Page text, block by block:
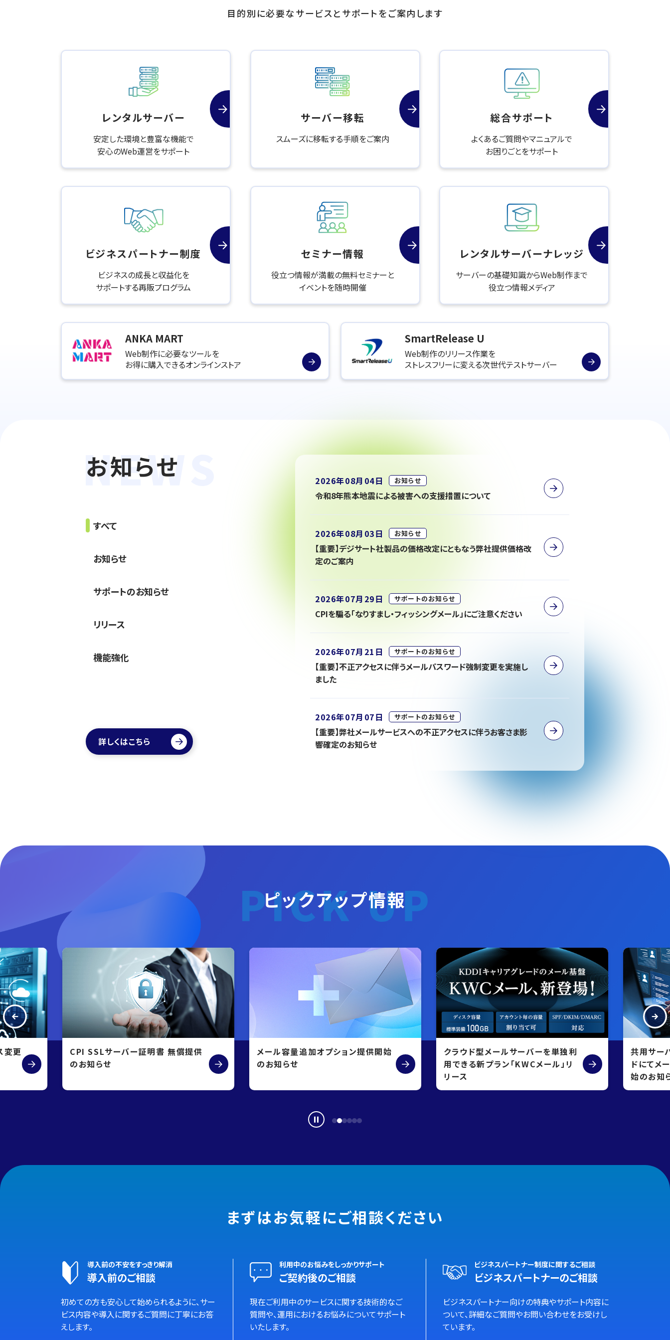
目的別に必要なサービスとサポートをご案内します
レンタルサーバー
安定した環境と豊富な機能で
安心のWeb運営をサポート
サーバー移転
スムーズに移転する手順をご案内
総合サポート
よくあるご質問やマニュアルで
お困りごとをサポート
ビジネスパートナー制度
ビジネスの成長と収益化を
サポートする再販プログラム
セミナー情報
役立つ情報が満載の無料セミナーと
イベントを随時開催
レンタルサーバーナレッジ
サーバーの基礎知識からWeb制作まで
役立つ情報メディア
ANKA MART
Web制作に必要なツールを
お得に購入できるオンラインストア
SmartRelease U
Web制作のリリース作業を
ストレスフリーに変える次世代テストサーバー
お知らせ
すべて
お知らせ
サポートのお知らせ
リリース
機能強化
2026年08月04日 お知らせ
令和8年熊本地震による被害への支援措置について
2026年08月03日 お知らせ
【重要】デジサート社製品の価格改定にともなう弊社提供価格改
定のご案内
2026年07月29日 サポートのお知らせ
CPIを騙る「なりすまし・フィッシングメール」にご注意ください
2026年07月21日 サポートのお知らせ
【重要】不正アクセスに伴うメールパスワード強制変更を実施し
ました
2026年07月07日 サポートのお知らせ
【重要】弊社メールサービスへの不正アクセスに伴うお客さま影
響確定のお知らせ
詳しくはこちら
ピックアップ情報
変更
CPI SSLサーバー証明書 無償提供
のお知らせ
メール容量追加オプション提供開始
のお知らせ
クラウド型メールサーバーを単独利
用できる新プラン「KWCメール」リ
リース
共用サー
ドにてメ
始のお知
まずはお気軽にご相談ください
導入前の不安をすっきり解消
導入前のご相談
初めての方も安心して始められるように、サー
ビス内容や導入に関するご質問に丁寧にお答
えします。
利用中のお悩みをしっかりサポート
ご契約後のご相談
現在ご利用中のサービスに関する技術的なご
質問や、運用におけるお悩みについてサポート
いたします。
ビジネスパートナー制度に関するご相談
ビジネスパートナーのご相談
ビジネスパートナー向けの特典やサポート内容に
ついて、詳細なご質問やお問い合わせをお受けし
ています。